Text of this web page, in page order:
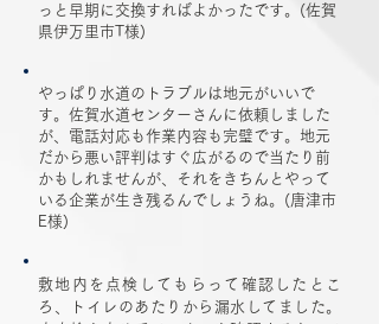
っと早期に交換すればよかったです。(佐賀
県伊万里市T様)
やっぱり水道のトラブルは地元がいいで
す。佐賀水道センターさんに依頼しました
が、電話対応も作業内容も完璧です。地元
だから悪い評判はすぐ広がるので当たり前
かもしれませんが、それをきちんとやって
いる企業が生き残るんでしょうね。(唐津市
E様)
敷地内を点検してもらって確認したとこ
ろ、トイレのあたりから漏水してました。